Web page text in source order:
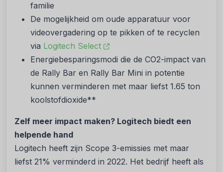
familie
De mogelijkheid om oude apparatuur voor
videovergadering op te pikken of te recyclen
via Logitech Select
Energiebesparingsmodi die de CO2-impact van
de Rally Bar en Rally Bar Mini in potentie
kunnen verminderen met maar liefst 1.65 ton
koolstofdioxide**
Zelf meer impact maken? Logitech biedt een
helpende hand
Logitech heeft zijn Scope 3-emissies met maar
liefst 21% verminderd in 2022. Het bedrijf heeft als